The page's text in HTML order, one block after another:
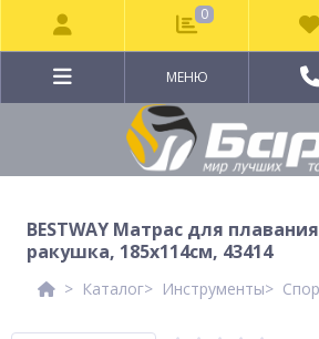
МЕНЮ
BESTWAY Матрас для
ракушка, 185x114см, 43414
Каталог Инструменты
0